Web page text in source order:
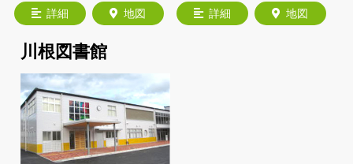
詳細 地図 詳細 地図
川根図書館